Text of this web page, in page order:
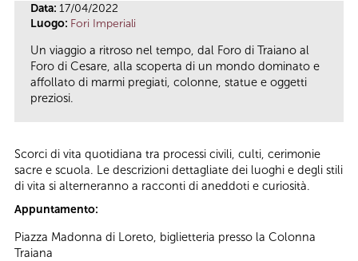
Data: 17/04/2022
Luogo: Fori Imperiali
Un viaggio a ritroso nel tempo, dal Foro di Traiano al
Foro di Cesare, alla scoperta di un mondo dominato e
affollato di marmi pregiati, colonne, statue e oggetti
preziosi.
Scorci di vita quotidiana tra processi civili, culti, cerimonie
sacre e scuola. Le descrizioni dettagliate dei luoghi e degli stili
di vita si alterneranno a racconti di aneddoti e curiosità.
Appuntamento:
Piazza Madonna di Loreto, biglietteria presso la Colonna
Traiana